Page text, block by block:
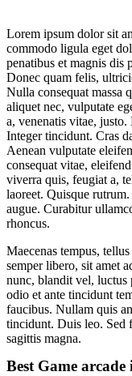
Lorem ipsum dolor sit
commodo ligula eget
penatibus et magnis dis
Donec quam felis,
Nulla consequat massa
aliquet nec, vulputate
a, venenatis vitae,
Integer tincidunt. Cras
Aenean vulputate
consequat vitae,
viverra quis, feugiat a,
laoreet. Quisque
augue. Curabitur
rhoncus.
Maecenas tempus,
semper libero, sit amet
nunc, blandit vel, luctus
odio et ante tincidunt
faucibus. Nullam quis
tincidunt. Duis leo. Sed
sagittis magna.
Best Game arcade